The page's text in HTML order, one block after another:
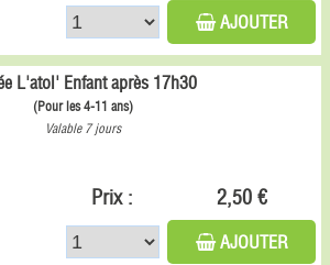
AJOUTER
L'atol' Enfant après 17h30
(Pour les 4-11 ans)
Valable 7 jours
Prix : 2,50 €
AJOUTER